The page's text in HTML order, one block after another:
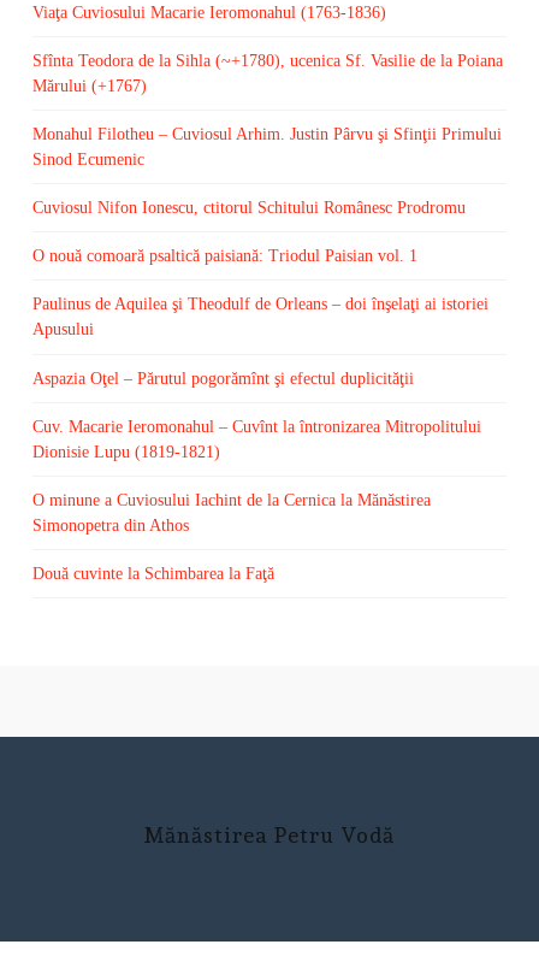
Viaţa Cuviosului Macarie Ieromonahul (1763-1836)
Sfînta Teodora de la Sihla (~+1780), ucenica Sf. Vasilie de la Poiana
Mărului (+1767)
Monahul Filotheu – Cuviosul Arhim. Justin Pârvu şi Sfinţii Primului
Sinod Ecumenic
Cuviosul Nifon Ionescu, ctitorul Schitului Românesc Prodromu
O nouă comoară psaltică paisiană: Triodul Paisian vol. 1
Paulinus de Aquilea şi Theodulf de Orleans – doi înşelaţi ai istoriei
Apusului
Aspazia Oţel – Părutul pogorămînt şi efectul duplicităţii
Cuv. Macarie Ieromonahul – Cuvînt la întronizarea Mitropolitului
Dionisie Lupu (1819-1821)
O minune a Cuviosului Iachint de la Cernica la Mănăstirea
Simonopetra din Athos
Două cuvinte la Schimbarea la Faţă
Mănăstirea Petru Vodă